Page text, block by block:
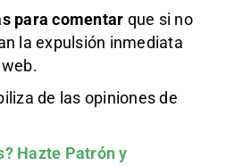
para comentar que si no
la expulsión inmediata
de las opiniones de
Hazte Patróny